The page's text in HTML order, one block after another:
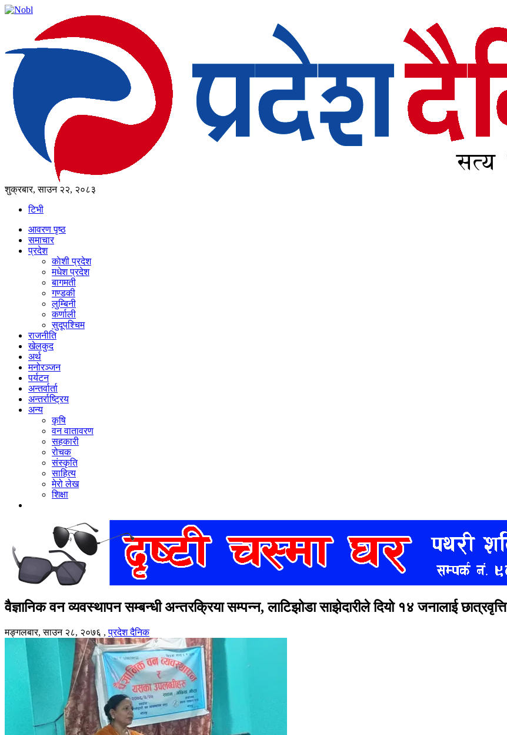
शुक्रबार, साउन २२, २०८३
टिभी
आवरण पृष्‍ठ
समाचार
प्रदेश
काेशी प्रदेश
मधेश प्रदेश
बागमती
गण्डकी
लुम्बिनी
कर्णाली
सुदूपश्‍चिम
राजनीति
खेलकुद
अर्थ
मनोरञ्‍जन
पर्यटन
अन्तर्वार्ता
अन्तर्राष्‍ट्रिय
अन्य
कृषि
वन वातावरण
सहकारी
रोचक
संस्कृति
साहित्य
मेरो लेख
शिक्षा
वैज्ञानिक वन व्यवस्थापन सम्बन्धी अन्तरक्रिया सम्पन्न, लाटिझोडा साझेदारीले दियो १४ जनालाई छात्रवृत्ति
मङ्गलबार, साउन २८, २०७६ ,प्रदेश दैनिक